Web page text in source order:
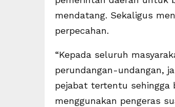
mendatang. Sekaligus
perpecahan.
“Kepada seluruh
perundangan-undangan,
pejabat tertentu sehingga
menggunakan pengeras